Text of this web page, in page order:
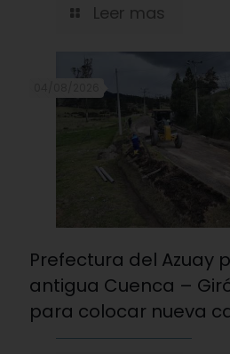
Leer mas
Prefectura del Azuay
antigua Cuenca –
para colocar nueva